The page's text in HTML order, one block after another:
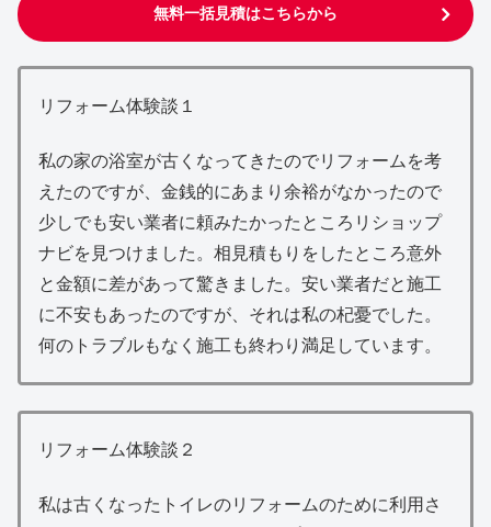
無料一括見積はこちらから
リフォーム体験談１
私の家の浴室が古くなってきたのでリフォームを考
えたのですが、金銭的にあまり余裕がなかったので
少しでも安い業者に頼みたかったところリショップ
ナビを見つけました。相見積もりをしたところ意外
と金額に差があって驚きました。安い業者だと施工
に不安もあったのですが、それは私の杞憂でした。
何のトラブルもなく施工も終わり満足しています。
リフォーム体験談２
私は古くなったトイレのリフォームのために利用さ